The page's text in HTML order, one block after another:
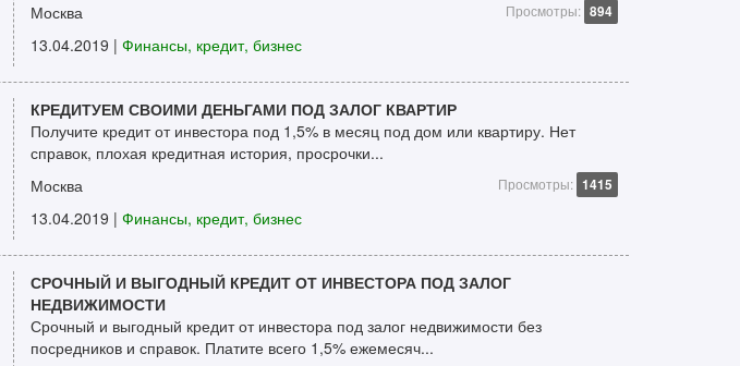
Москва
Просмотры: 894
13.04.2019 | Финансы, кредит, бизнес
КРЕДИТУЕМ СВОИМИ ДЕНЬГАМИ ПОД ЗАЛОГ КВАРТИР
Получите кредит от инвестора под 1,5% в месяц под дом или квартиру. Нет
справок, плохая кредитная история, просрочки...
Москва
Просмотры: 1415
13.04.2019 | Финансы, кредит, бизнес
СРОЧНЫЙ И ВЫГОДНЫЙ КРЕДИТ ОТ ИНВЕСТОРА ПОД ЗАЛОГ
НЕДВИЖИМОСТИ
Срочный и выгодный кредит от инвестора под залог недвижимости без
посредников и справок. Платите всего 1,5% ежемесяч...